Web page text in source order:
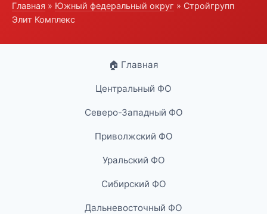
Главная » Южный федеральный округ » Стройгрупп
Элит Комплекс
🏠 Главная
Центральный ФО
Северо-Западный ФО
Приволжский ФО
Уральский ФО
Сибирский ФО
Дальневосточный ФО